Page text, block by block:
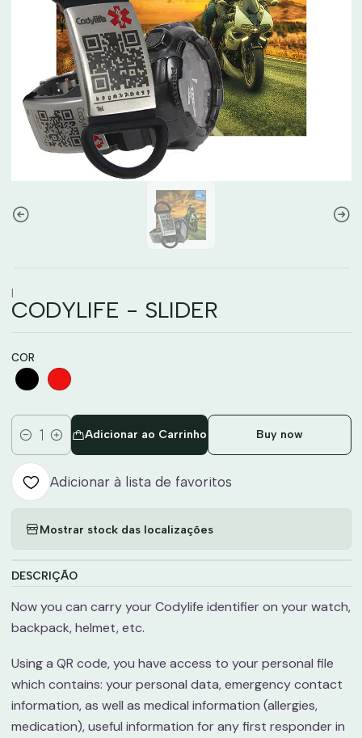
|
CODYLIFE - SLIDER
COR
Quantidade
Adicionar ao Carrinho Buy now
Adicionar à lista de favoritos
Mostrar stock das localizações
DESCRIÇÃO
Now you can carry your Codylife identifier on your watch,
backpack, helmet, etc.
Using a QR code, you have access to your personal file
which contains: your personal data, emergency contact
information, as well as medical information (allergies,
medication), useful information for any first responder in